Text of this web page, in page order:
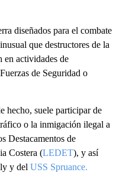
diseñados para el combate
que destructores de la
actividades de
de Seguridad o
hecho, suele participar de
o la inmigación ilegal a
Destacamentos de
Costera (LEDET), y así
y del USS Spruance.